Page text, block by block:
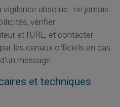
absolue : ne jamais
vérifier
et l'URL, et contacter
les canaux officiels en cas
message.
et techniques